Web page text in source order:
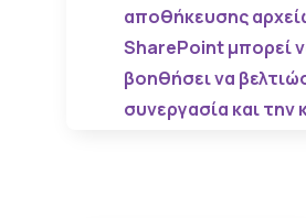
αποθήκευσης
SharePoint μπορεί
βοηθήσει να
συνεργασία και την